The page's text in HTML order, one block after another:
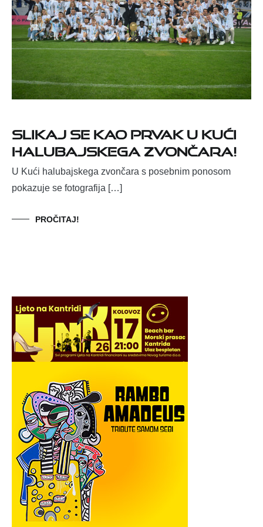
Slikaj se kao prvak u Kući
halubajskega zvončara!
U Kući halubajskega zvončara s posebnim ponosom
pokazuje se fotografija […]
PROČITAJ!